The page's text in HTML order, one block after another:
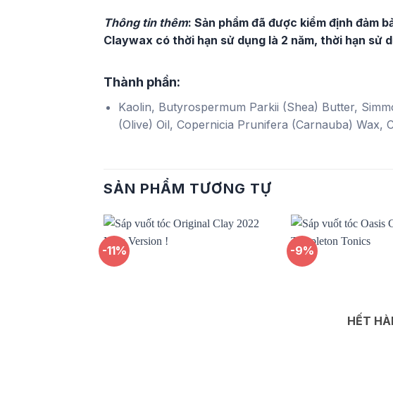
Thông tin thêm: Sản phẩm đã được kiểm định đảm
Claywax có thời hạn sử dụng là 2 năm, thời hạn sử
Thành phần:
Kaolin, Butyrospermum Parkii (Shea) Butter,
(Olive) Oil, Copernicia Prunifera (Carnauba) Wax,
SẢN PHẨM TƯƠNG TỰ
-11% -9%
HẾT